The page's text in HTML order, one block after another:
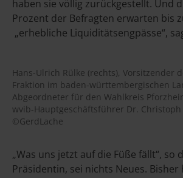
haben sie völlig zurückgestellt. Und
Prozent der Befragten erwarten bis
„erhebliche Liquiditätsengpässe“,
Hans-Ulrich Rülke (rechts), Vorsitzender
Fraktion im baden-württembergischen
Abgeordneter für den Wahlkreis
wvib-Hauptgeschäftsführer Dr. Christoph
©GerdLache
„Was uns jetzt auf die Füße fällt“, so
Präsidentin, sei nichts Neues. Bisher